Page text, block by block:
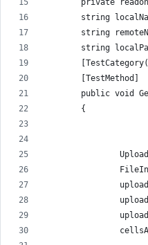
private
string
string
string
        [TestMethod]
public void
        {